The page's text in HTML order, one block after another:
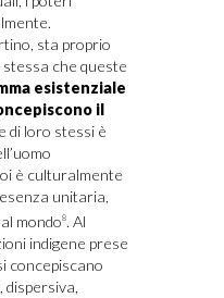
sta proprio
che queste
esistenziale
il
di loro stessi è
è culturalmente
unitaria,
mondo8. Al
indigene prese
concepiscano
dispersiva,